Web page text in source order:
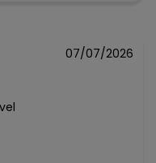
N/D*
07/07/2026